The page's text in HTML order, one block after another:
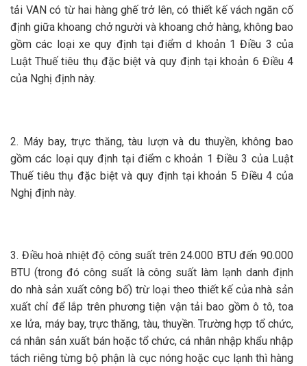
tải VAN có từ hai hàng ghế trở lên, có thiết kế vách ngăn cố
định giữa khoang chở người và khoang chở hàng, không bao
gồm các loại xe quy định tại điểm d khoản 1 Điều 3 của
Luật Thuế tiêu thụ đặc biệt và quy định tại khoản 6 Điều 4
của Nghị định này.
2. Máy bay, trực thăng, tàu lượn và du thuyền, không bao
gồm các loại quy định tại điểm c khoản 1 Điều 3 của Luật
Thuế tiêu thụ đặc biệt và quy định tại khoản 5 Điều 4 của
Nghị định này.
3. Điều hoà nhiệt độ công suất trên 24.000 BTU đến 90.000
BTU (trong đó công suất là công suất làm lạnh danh định
do nhà sản xuất công bố) trừ loại theo thiết kế của nhà sản
xuất chỉ để lắp trên phương tiện vận tải bao gồm ô tô, toa
xe lửa, máy bay, trực thăng, tàu, thuyền. Trường hợp tổ chức,
cá nhân sản xuất bán hoặc tổ chức, cá nhân nhập khẩu nhập
tách riêng từng bộ phận là cục nóng hoặc cục lạnh thì hàng